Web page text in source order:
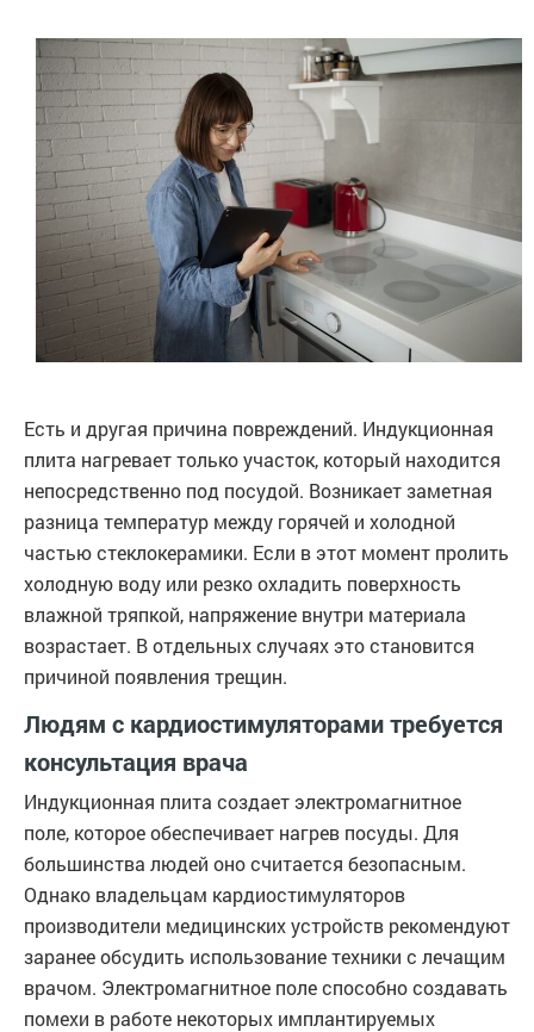
Есть и другая причина повреждений. Индукционная
плита нагревает только участок, который находится
непосредственно под посудой. Возникает заметная
разница температур между горячей и холодной
частью стеклокерамики. Если в этот момент пролить
холодную воду или резко охладить поверхность
влажной тряпкой, напряжение внутри материала
возрастает. В отдельных случаях это становится
причиной появления трещин.
Людям с кардиостимуляторами требуется
консультация врача
Индукционная плита создает электромагнитное
поле, которое обеспечивает нагрев посуды. Для
большинства людей оно считается безопасным.
Однако владельцам кардиостимуляторов
производители медицинских устройств рекомендуют
заранее обсудить использование техники с лечащим
врачом. Электромагнитное поле способно создавать
помехи в работе некоторых имплантируемых